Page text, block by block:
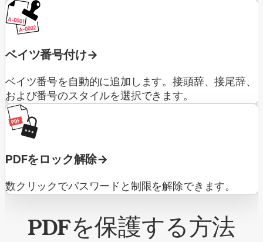
ベイツ番号付け
ベイツ番号を自動的に追加します。接頭辞、接尾辞、
および番号のスタイルを選択できます。
PDFをロック解除
数クリックでパスワードと制限を解除できます。
PDFを保護する方法